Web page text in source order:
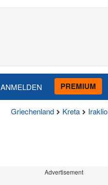
ANMELDEN PREMIUM
Griechenland Kreta Iraklio
Advertisement